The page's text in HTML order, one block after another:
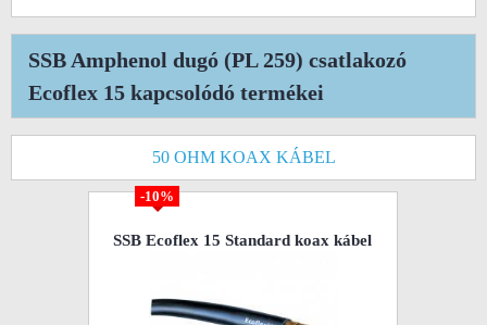
SSB Amphenol dugó (PL 259) csatlakozó
Ecoflex 15 kapcsolódó termékei
50 OHM KOAX KÁBEL
-10%
SSB Ecoflex 15 Standard koax kábel